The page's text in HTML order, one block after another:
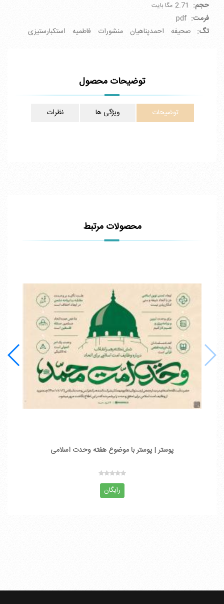
حجم: 2.71 مگا بایت
فرمت: pdf
تگ: صحیفه احمدپناهیان منشورات فاطمیه استکبارستیزی
توضیحات محصول
توضیحات ویژگی ها نظرات
محصولات مرتبط
پوستر | پوستر با موضوع هفته وحدت اسلامی
رایگان